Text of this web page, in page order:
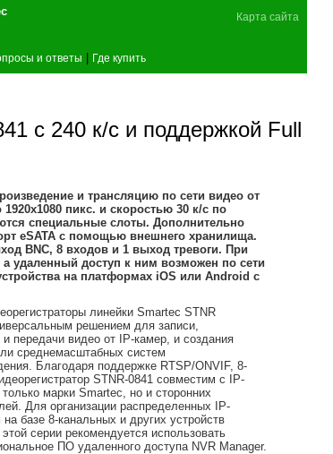
оборудования Smartec Карта сайта
и ответы Где купить
с 240 к/с и поддержкой Full
и трансляцию по сети видео от
пикс. и скоростью 30 к/с по
специальные слоты. Дополнительно
eSATA с помощью внешнего хранилища.
BNC, 8 входов и 1 выход тревоги. При
удаленный доступ к ним возможен по сети
на платформах iOS или Android с
линейки Smartec STNR
решением для записи,
и передачи видео от IP-камер, и создания
среднемасштабных систем
Благодаря поддержке RTSP/ONVIF, 8-
STNR-0841 совместим с IP-
марки Smartec, но и сторонних
Для организации распределенных IP-
базе 8-канальных и других устройств
серии рекомендуется использовать
ПО удаленного доступа NVR Manager.